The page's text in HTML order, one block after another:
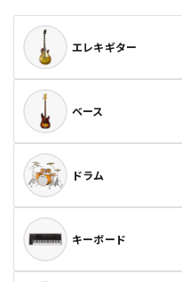
エレキギター
ベース
ドラム
キーボード